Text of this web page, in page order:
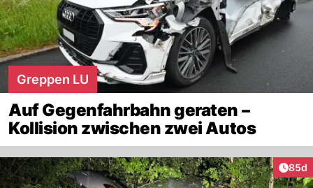
Greppen LU
Auf Gegenfahrbahn geraten –
Kollision zwischen zwei Autos
85d